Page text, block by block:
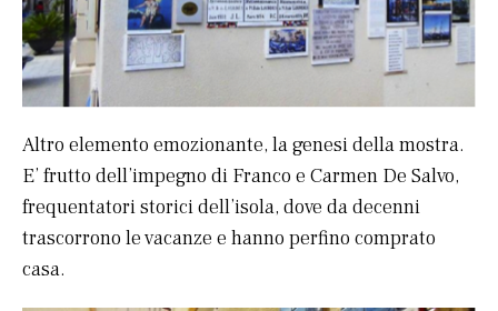
Altro elemento emozionante, la genesi della mostra.
E’ frutto dell’impegno di Franco e Carmen De Salvo,
frequentatori storici dell’isola, dove da decenni
trascorrono le vacanze e hanno perfino comprato
casa.